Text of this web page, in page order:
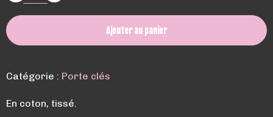
Ajouter au panier
Catégorie : Porte clés
En coton, tissé.